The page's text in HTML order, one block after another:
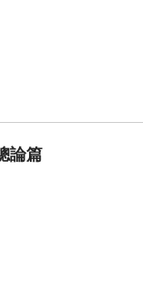
論篇